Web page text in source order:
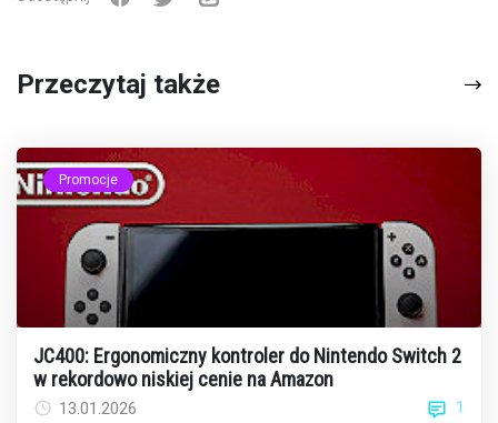
Przeczytaj także
Promocje
JC400: Ergonomiczny kontroler do Nintendo Switch 2
w rekordowo niskiej cenie na Amazon
13.01.2026 1